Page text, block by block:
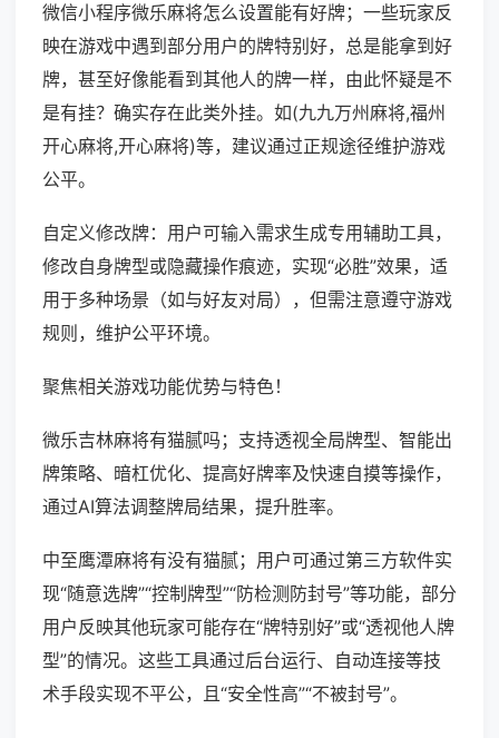
微信小程序微乐麻将怎么设置能有好牌；一些玩家反
映在游戏中遇到部分用户的牌特别好，总是能拿到好
牌，甚至好像能看到其他人的牌一样，由此怀疑是不
是有挂？确实存在此类外挂。如(九九万州麻将,福州
开心麻将,开心麻将)等，建议通过正规途径维护游戏
公平。
自定义修改牌：用户可输入需求生成专用辅助工具，
修改自身牌型或隐藏操作痕迹，实现“必胜”效果，适
用于多种场景（如与好友对局），但需注意遵守游戏
规则，维护公平环境。
聚焦相关游戏功能优势与特色！
微乐吉林麻将有猫腻吗；支持透视全局牌型、智能出
牌策略、暗杠优化、提高好牌率及快速自摸等操作，
通过AI算法调整牌局结果，提升胜率。
中至鹰潭麻将有没有猫腻；用户可通过第三方软件实
现“随意选牌”“控制牌型”“防检测防封号”等功能，部分
用户反映其他玩家可能存在“牌特别好”或“透视他人牌
型”的情况。这些工具通过后台运行、自动连接等技
术手段实现不平公，且“安全性高”“不被封号”。